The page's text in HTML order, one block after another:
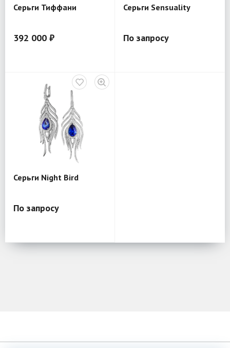
Серьги Тиффани
392 000 ₽
Серьги Sensuality
По запросу
Серьги Night Bird
По запросу